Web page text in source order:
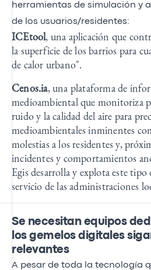
herramientas de simulación y
de los usuarios/residentes:
ICEtool, una aplicación que
la superficie de los barrios para
de calor urbano".
Cenos.ia, una plataforma de
medioambiental que monitoriza
ruido y la calidad del aire para
medioambientales inminentes
molestias a los residentes y,
incidentes y comportamientos
Egis desarrolla y explota este tipo
servicio de las administraciones
Se necesitan equipos
los gemelos digitales
relevantes
A pesar de toda la tecnología